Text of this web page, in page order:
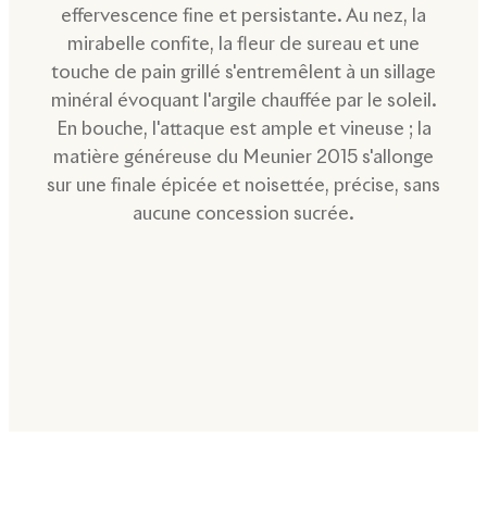
effervescence fine et persistante. Au nez, la
mirabelle confite, la fleur de sureau et une
touche de pain grillé s'entremêlent à un sillage
minéral évoquant l'argile chauffée par le soleil.
En bouche, l'attaque est ample et vineuse ; la
matière généreuse du Meunier 2015 s'allonge
sur une finale épicée et noisettée, précise, sans
aucune concession sucrée.